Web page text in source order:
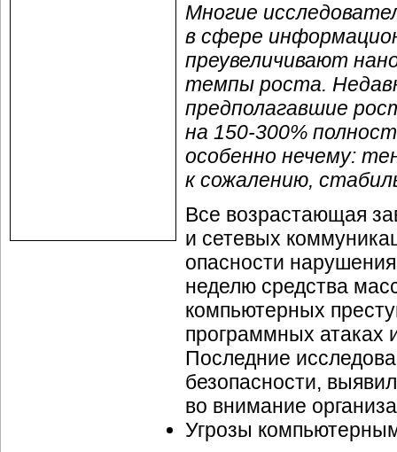
Многие
в сфере
преувеличивают
темпы роста.
предполагавшие
на 150-300%
особенно нечему:
к сожалению,
Все возрастающая
и сетевых
опасности
неделю средства
компьютерных
программных атаках
Последние
безопасности,
во внимание
Угрозы